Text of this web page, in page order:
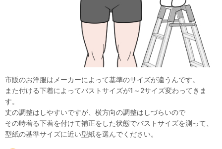
市販のお洋服はメーカーによって基準のサイズが違うんです。
また付ける下着によってバストサイズが1～2サイズ変わってきま
す。
丈の調整はしやすいですが、横方向の調整はしづらいので
その時着る下着を付けて補正をした状態でバストサイズを測って、
型紙の基準サイズに近い型紙を選んでください。